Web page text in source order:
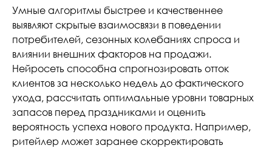
Умные алгоритмы быстрее и качественнее
выявляют скрытые взаимосвязи в поведении
потребителей, сезонных колебаниях спроса и
влиянии внешних факторов на продажи.
Нейросеть способна спрогнозировать отток
клиентов за несколько недель до фактического
ухода, рассчитать оптимальные уровни товарных
запасов перед праздниками и оценить
вероятность успеха нового продукта. Например,
ритейлер может заранее скорректировать